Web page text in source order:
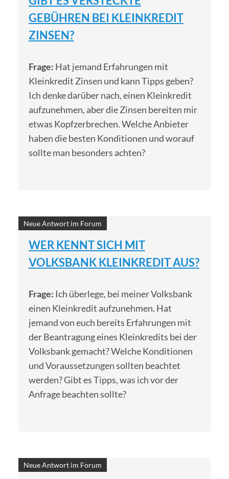
GEBÜHREN BEI KLEINKREDIT
ZINSEN?
Frage: Hat jemand Erfahrungen mit
Kleinkredit Zinsen und kann Tipps geben?
Ich denke darüber nach, einen Kleinkredit
aufzunehmen, aber die Zinsen bereiten mir
etwas Kopfzerbrechen. Welche Anbieter
haben die besten Konditionen und worauf
sollte man besonders achten?
Neue Antwort im Forum
WER KENNT SICH MIT
VOLKSBANK KLEINKREDIT AUS?
Frage: Ich überlege, bei meiner Volksbank
einen Kleinkredit aufzunehmen. Hat
jemand von euch bereits Erfahrungen mit
der Beantragung eines Kleinkredits bei der
Volksbank gemacht? Welche Konditionen
und Voraussetzungen sollten beachtet
werden? Gibt es Tipps, was ich vor der
Anfrage beachten sollte?
Neue Antwort im Forum